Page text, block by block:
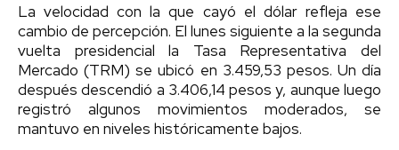
La velocidad con la que cayó el dólar refleja ese
cambio de percepción. El lunes siguiente a la segunda
vuelta presidencial la Tasa Representativa del
Mercado (TRM) se ubicó en 3.459,53 pesos. Un día
después descendió a 3.406,14 pesos y, aunque luego
registró algunos movimientos moderados, se
mantuvo en niveles históricamente bajos.